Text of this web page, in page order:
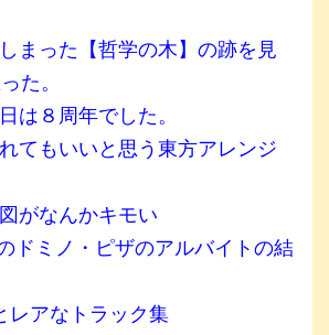
まった【哲学の木】の跡を見
た。
は８周年でした。
てもいいと思う東方アレンジ
がなんかキモい
ドミノ・ピザのアルバイトの結
レアなトラック集